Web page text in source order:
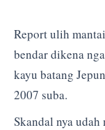
Report ulih
bendar dikena
kayu batang
2007 suba.
Skandal nya